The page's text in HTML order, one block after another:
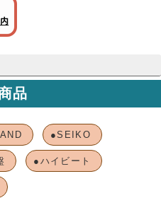
品
●SEIKO
●ハイビート